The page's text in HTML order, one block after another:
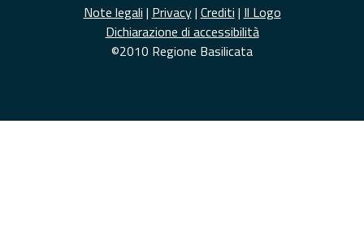
Note legali | Privacy| Crediti | Il Logo
Dichiarazione di accessibilità
©2010 Regione Basilicata